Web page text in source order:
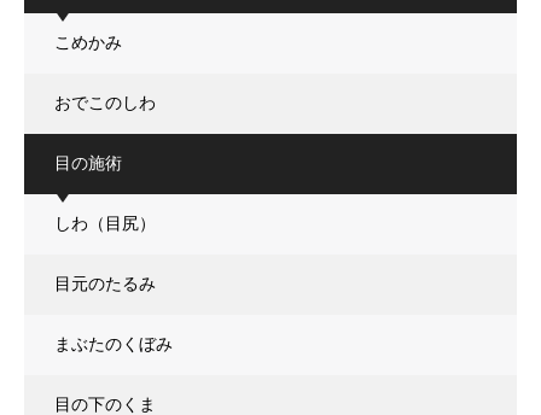
こめかみ
おでこのしわ
目の施術
しわ（目尻）
目元のたるみ
まぶたのくぼみ
目の下のくま